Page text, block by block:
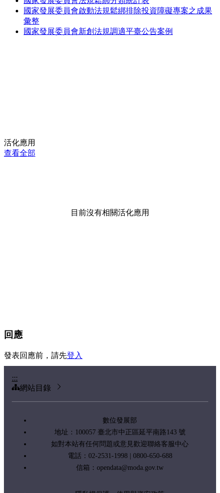
國家發展委員會啟動法規鬆綁排除投資障礙專案之成果
彙整
國家發展委員會新創法規調適平臺公告案例
活化應用
查看全部
目前沒有相關活化應用
回應
發表回應前，請先登入
:::
網站目錄
數位發展部
地址：100057 臺北市中正區延平南路143 號
如對本站有任何問題或意見歡迎聯絡客服中心
電話：02-2531-1998 | 0800-650-688
信箱： opendata@moda.gov.tw